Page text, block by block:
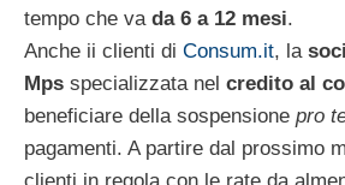
tempo che va da 6 a 12 mesi.
Anche ii clienti di Consum.it, la
Mps specializzata nel credito al
beneficiare della sospensione pro
pagamenti. A partire dal prossimo